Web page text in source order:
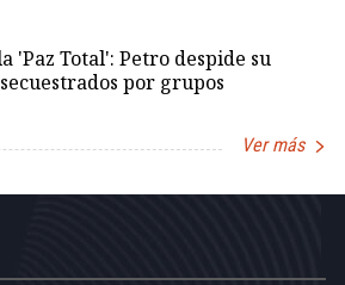
'Paz Total': Petro despide su
por grupos
Ver más